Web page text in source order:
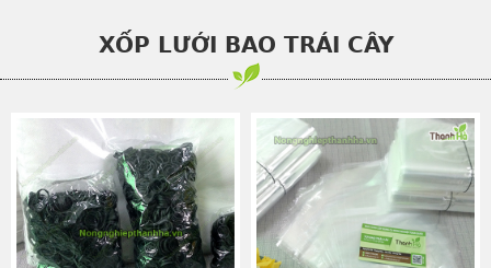
XỐP LƯỚI BAO TRÁI CÂY